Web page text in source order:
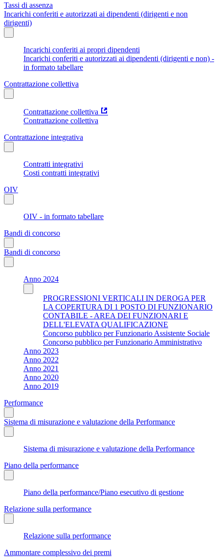
Tassi di assenza
Incarichi conferiti e autorizzati ai dipendenti (dirigenti e non
dirigenti)
Incarichi conferiti ai propri dipendenti
Incarichi conferiti e autorizzati ai dipendenti (dirigenti e non) -
in formato tabellare
Contrattazione collettiva
Contrattazione collettiva
Contrattazione collettiva
Contrattazione integrativa
Contratti integrativi
Costi contratti integrativi
OIV
OIV - in formato tabellare
Bandi di concorso
Bandi di concorso
Anno 2024
PROGRESSIONI VERTICALI IN DEROGA PER
LA COPERTURA DI 1 POSTO DI FUNZIONARIO
CONTABILE - AREA DEI FUNZIONARI E
DELL'ELEVATA QUALIFICAZIONE
Concorso pubblico per Funzionario Assistente Sociale
Concorso pubblico per Funzionario Amministrativo
Anno 2023
Anno 2022
Anno 2021
Anno 2020
Anno 2019
Performance
Sistema di misurazione e valutazione della Performance
Sistema di misurazione e valutazione della Performance
Piano della performance
Piano della performance/Piano esecutivo di gestione
Relazione sulla performance
Relazione sulla performance
Ammontare complessivo dei premi